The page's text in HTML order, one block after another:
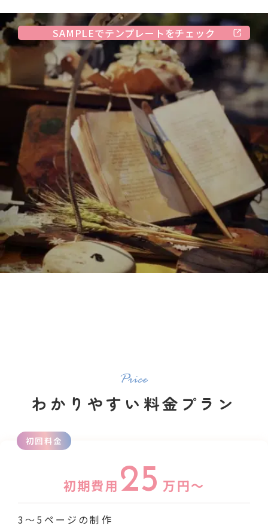
SAMPLEでテンプレートをチェック
わかりやすい料金プラン
初回料金
初期費用 25 万円～
3〜5ページの制作